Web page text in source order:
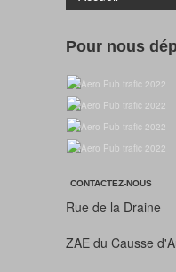
Pour nous
CONTACTEZ-NOUS
Rue de la Draine
ZAE du Causse